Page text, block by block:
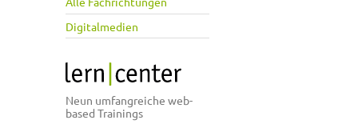
Digitalmedien
Neun umfangreiche web-
based Trainings